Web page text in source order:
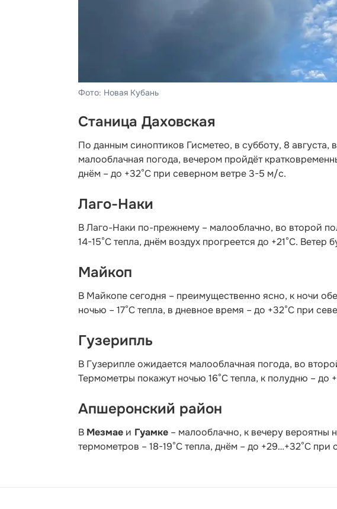
Фото: Новая Кубань
Станица Даховская
По данным синоптиков Гисметео, в субботу, 8
малооблачная погода, вечером пройдёт
днём – до +32°C при северном ветре 3-5 м/с.
Лаго-Наки
В Лаго-Наки по-прежнему – малооблачно, во второй
14-15°С тепла, днём воздух прогреется до +21°С.
Майкоп
В Майкопе сегодня – преимущественно ясно, к ночи
ночью – 17°С тепла, в дневное время – до +32°С при
Гузерипль
В Гузерипле ожидается малооблачная погода, во
Термометры покажут ночью 16°С тепла, к полудню –
Апшеронский район
В Мезмае и Гуамке – малооблачно, к вечеру
термометров – 18-19°С тепла, днём – до +29…+32°С